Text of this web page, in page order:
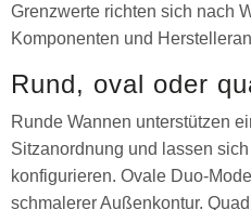
Grenzwerte richten sich nach
Komponenten und
Rund, oval oder
Runde Wannen unterstützen
Sitzanordnung und lassen
konfigurieren. Ovale Duo-
schmalerer Außenkontur.